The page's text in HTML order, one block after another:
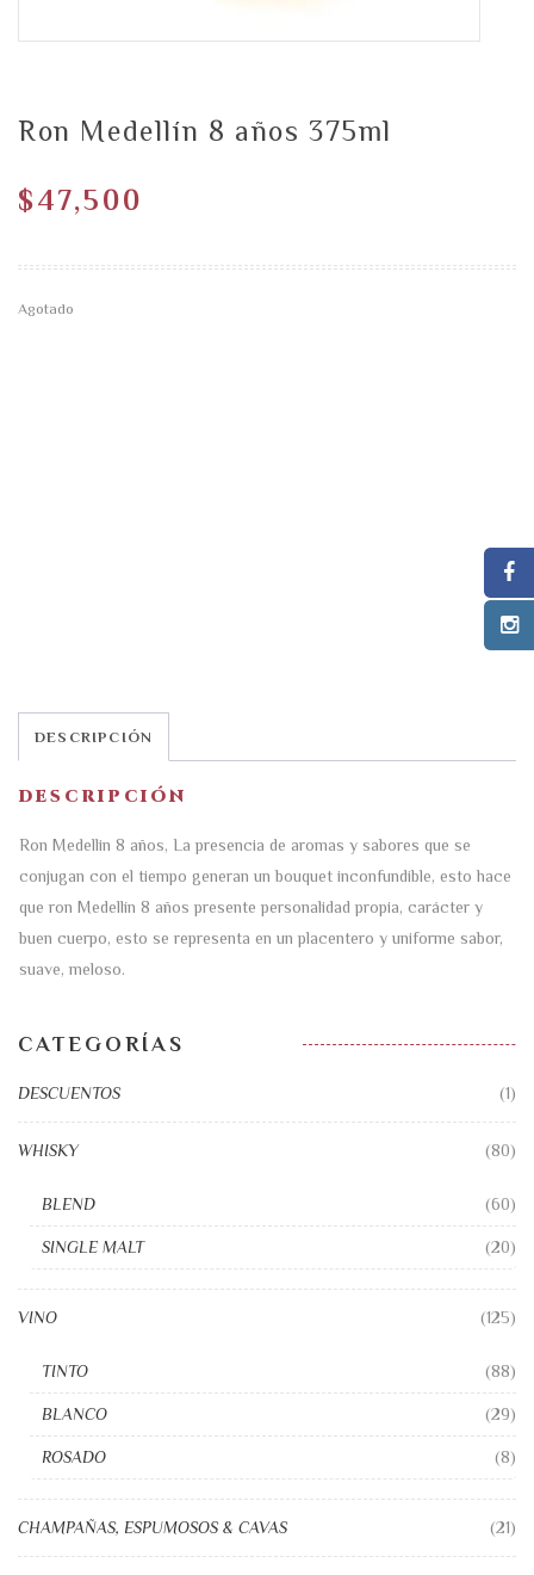
Ron Medellín 8 años 375ml
$47,500
Agotado
DESCRIPCIÓN
DESCRIPCIÓN
Ron Medellin 8 años, La presencia de aromas y sabores que se
conjugan con el tiempo generan un bouquet inconfundible, esto hace
que ron Medellín 8 años presente personalidad propia, carácter y
buen cuerpo, esto se representa en un placentero y uniforme sabor,
suave, meloso.
CATEGORÍAS
DESCUENTOS (1)
WHISKY (80)
BLEND (60)
SINGLE MALT (20)
VINO (125)
TINTO (88)
BLANCO (29)
ROSADO (8)
CHAMPAÑAS, ESPUMOSOS & CAVAS (21)